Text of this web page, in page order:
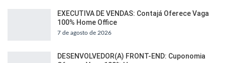
EXECUTIVA DE VENDAS: Contajá Oferece Vaga
100% Home Office
7 de agosto de 2026
DESENVOLVEDOR(A) FRONT-END: Cuponomia